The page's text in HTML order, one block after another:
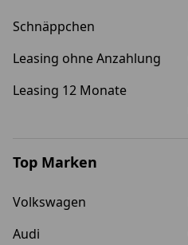
Schnäppchen
Leasing ohne Anzahlung
Leasing 12 Monate
Top Marken
Volkswagen
Audi